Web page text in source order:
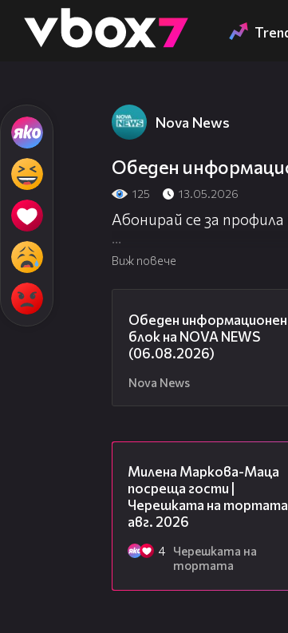
👾
Nova News
Обеден
125 13.05.2026
Абонирай се за профила
Посети официалния
Гледай NOVA NEWS на
Виж повече
Обеден информационен
блок на NOVA NEWS
(06.08.2026)
Nova News
Милена Маркова-Маца
посреща гости |
Черешката на тортата
авг. 2026
4
Черешката на
тортата